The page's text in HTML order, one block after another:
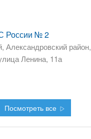
№ 2
Александровский район,
Ленина, 11а
Посмотреть все